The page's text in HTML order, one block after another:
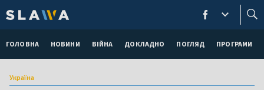
ГОЛОВНА НОВИНИ ВІЙНА ДОКЛАДНО ПОГЛЯД ПРОГРАМИ
Україна